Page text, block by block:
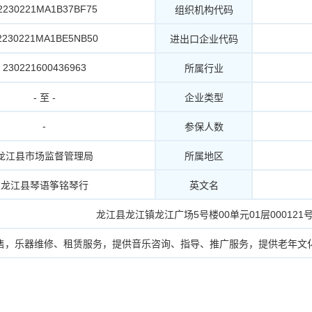
组织机构代码
进出口企业代码
230221600436963 所属行业
- 至 - 企业类型
- 参保人数
江县市场监督管理局 所属地区
龙江县琴语筝铭琴行 英文名
龙江县龙江镇龙江广场5号楼00单元01层000121
，乐器维修、租赁服务，提供音乐咨询、指导、推广服务，提供老年文